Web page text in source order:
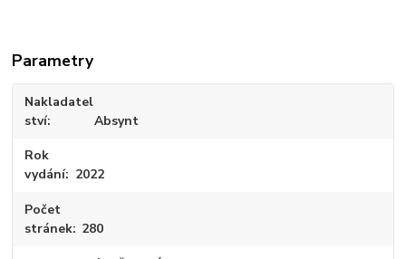
Parametry
Nakladatel
ství
Absynt
Rok
vydání
2022
Počet
stránek 280